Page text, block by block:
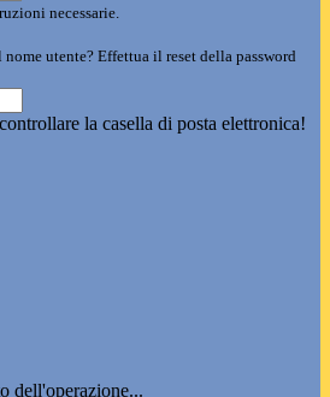
necessarie.
utente? Effettua il reset della password
la casella di posta elettronica!
dell'operazione...